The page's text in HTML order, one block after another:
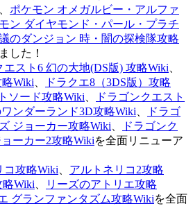
ポケモン オメガルビー・アルファ
ン ダイヤモンド・パール・プラチ
のダンジョン 時・闇の探検隊攻略
した！
エスト6 幻の大地(DS版) 攻略Wiki
略Wiki
ドラクエ8（3DS版）攻略
ソード攻略Wiki
ドラゴンクエスト
ンダーランド3D攻略Wiki
ドラゴ
ジョーカー攻略Wiki
ドラゴンク
ーカー2攻略Wikiを全面リニューア
コ攻略Wiki
アルトネリコ2攻略
略Wiki
リーズのアトリエ攻略
グランファンタズム攻略Wikiを全面